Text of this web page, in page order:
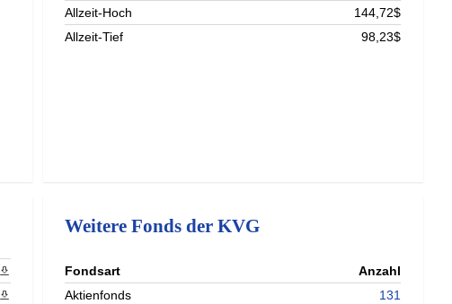
Allzeit-Hoch
144,72$
Allzeit-Tief
98,23$
PDF herunterladen
PDF herunterladen
Weitere Fonds der KVG
Fondsart
Anzahl
Aktienfonds
131